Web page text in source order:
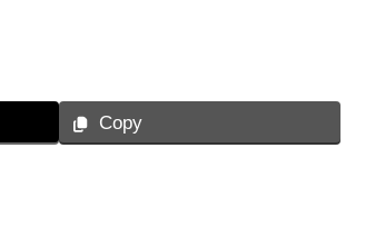
Copy